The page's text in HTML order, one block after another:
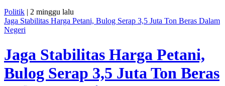
Politik | 2 minggu lalu
Jaga Stabilitas Harga Petani, Bulog Serap 3,5 Juta Ton Beras Dalam
Negeri
Jaga Stabilitas Harga Petani,
Bulog Serap 3,5 Juta Ton Beras